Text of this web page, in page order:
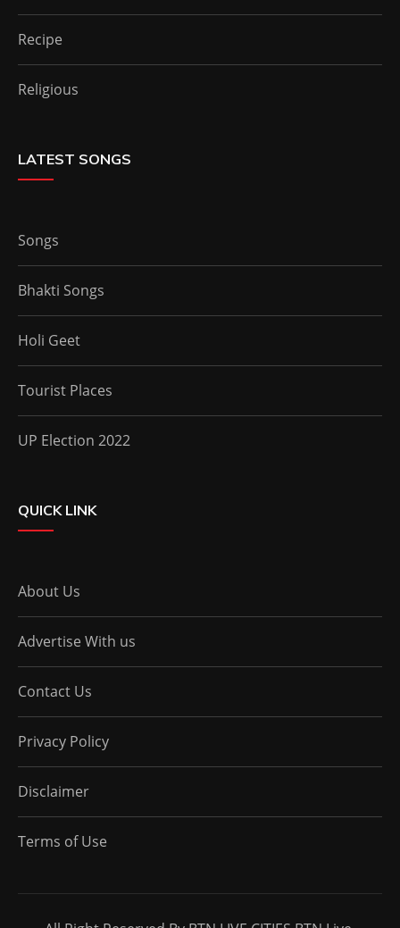
Recipe
Religious
LATEST SONGS
Songs
Bhakti Songs
Holi Geet
Tourist Places
UP Election 2022
QUICK LINK
About Us
Advertise With us
Contact Us
Privacy Policy
Disclaimer
Terms of Use